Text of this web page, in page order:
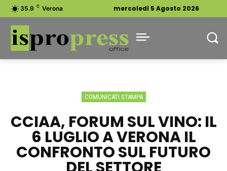
35.9 C Verona mercoledì 5 Agosto 2026
COMUNICATI STAMPA
CCIAA, FORUM SUL VINO: IL
6 LUGLIO A VERONA IL
CONFRONTO SUL FUTURO